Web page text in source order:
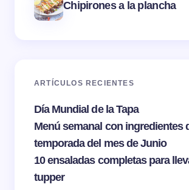
Chipirones a la plancha
ARTÍCULOS RECIENTES
Día Mundial de la Tapa
Menú semanal con ingredientes
temporada del mes de Junio
10 ensaladas completas para
tupper